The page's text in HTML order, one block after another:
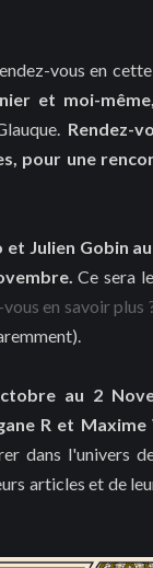
vous en
et moi-
Rendez-
pour une
Julien Gobin
Ce sera
en savoir plus
au 2
R et Maxime
dans l'univers
articles et de